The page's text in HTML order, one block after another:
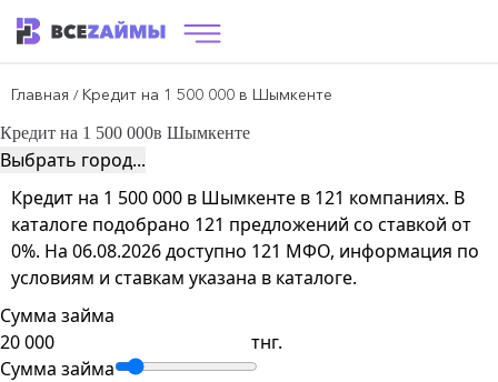
Главная / Кредит на 1 500 000 в Шымкенте
Кредит на 1 500 000в Шымкенте
Выбрать город...
Кредит на 1 500 000 в Шымкенте в 121 компаниях. В
каталоге подобрано 121 предложений со ставкой от
0%. На 06.08.2026 доступно 121 МФО, информация по
условиям и ставкам указана в каталоге.
Сумма займа
тнг.
Сумма займа